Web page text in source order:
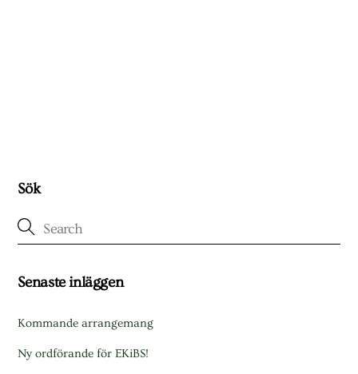
Sök
Senaste inläggen
Kommande arrangemang
Ny ordförande för EKiBS!